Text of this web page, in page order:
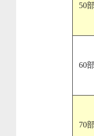
50部
60部
70部